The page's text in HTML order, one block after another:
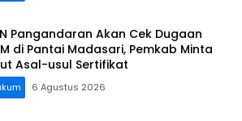
Pangandaran Akan Cek Dugaan
di Pantai Madasari, Pemkab Minta
Asal-usul Sertifikat
6 Agustus 2026